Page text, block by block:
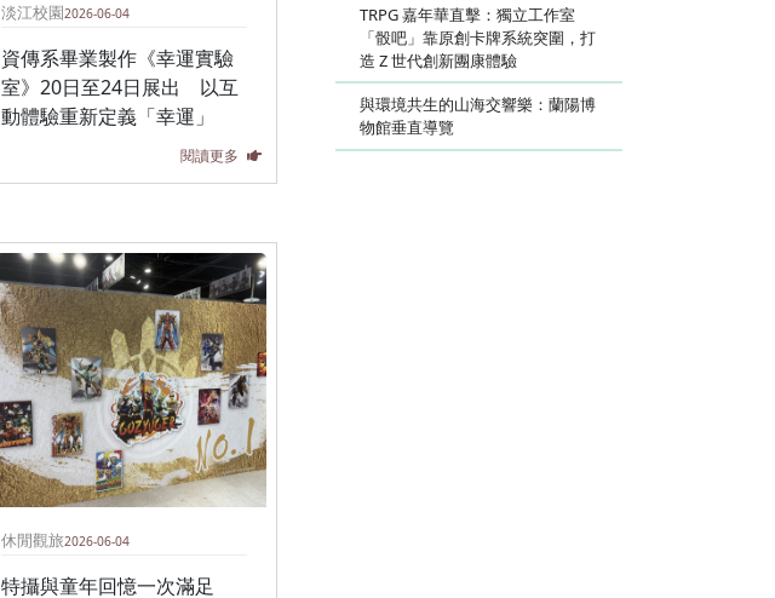
淡江校園2026-06-04
資傳系畢業製作《幸運實驗
室》20日至24日展出 以互
動體驗重新定義「幸運」
閱讀更多
休閒觀旅2026-06-04
特攝與童年回憶一次滿足
TRPG 嘉年華直擊：獨立工作室
「骰吧」靠原創卡牌系統突圍，打
造 Z 世代創新團康體驗
與環境共生的山海交響樂：蘭陽博
物館垂直導覽